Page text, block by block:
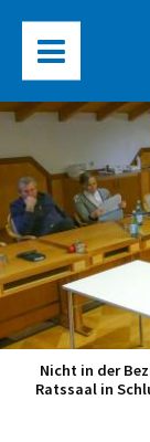
Nicht in der
Ratssaal in